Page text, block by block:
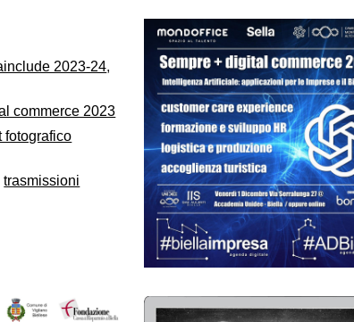
2023-24,
commerce 2023
fotografico
trasmissioni